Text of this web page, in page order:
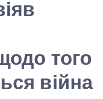
того
війна